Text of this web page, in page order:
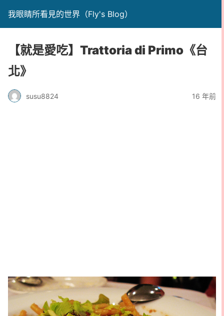
我眼睛所看見的世界（Fly's Blog）
【就是愛吃】Trattoria di Primo《台
北》
susu8824 16 年前